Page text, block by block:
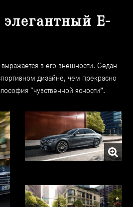
E-
в его внешности. Седан
дизайне, чем прекрасно
“чувственной ясности”.